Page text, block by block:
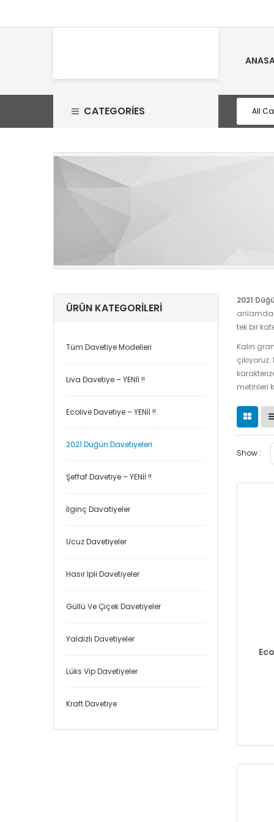
CATEGORIES
ÜRÜN KATEGORILERI
Tüm Davetiye Modelleri
Liva Davetiye – YENİİ !!
Ecolive Davetiye – YENİİ !!
2021 Düğün Davetiyeleri
Şeffaf Davetiye – YENİİ !!
İlginç Davatiyeler
Ucuz Davetiyeler
Hasır İpli Davetiyeler
Güllü Ve Çiçek Davetiyeler
Yaldızlı Davetiyeler
Lüks Vip Davetiyeler
Kraft Davetiye
2021
anlamda
tek bir
Kalın
metinleri
Show :